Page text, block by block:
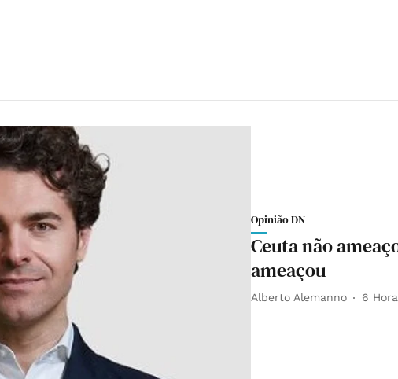
Opinião DN
Ceuta não
ameaçou
Alberto Alemanno 6